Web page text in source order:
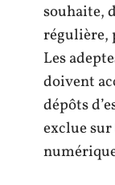
souhaite,
régulière,
Les
doivent
dépôts
exclue